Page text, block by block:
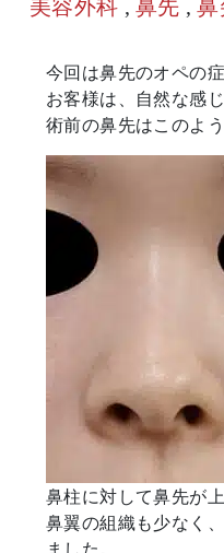
美容外科 , 鼻先 , 鼻
今回は鼻先のオペの症
お客様は、自然な感
術前の鼻先はこのよ
鼻柱に対して鼻先が
鼻翼の組織も少なく